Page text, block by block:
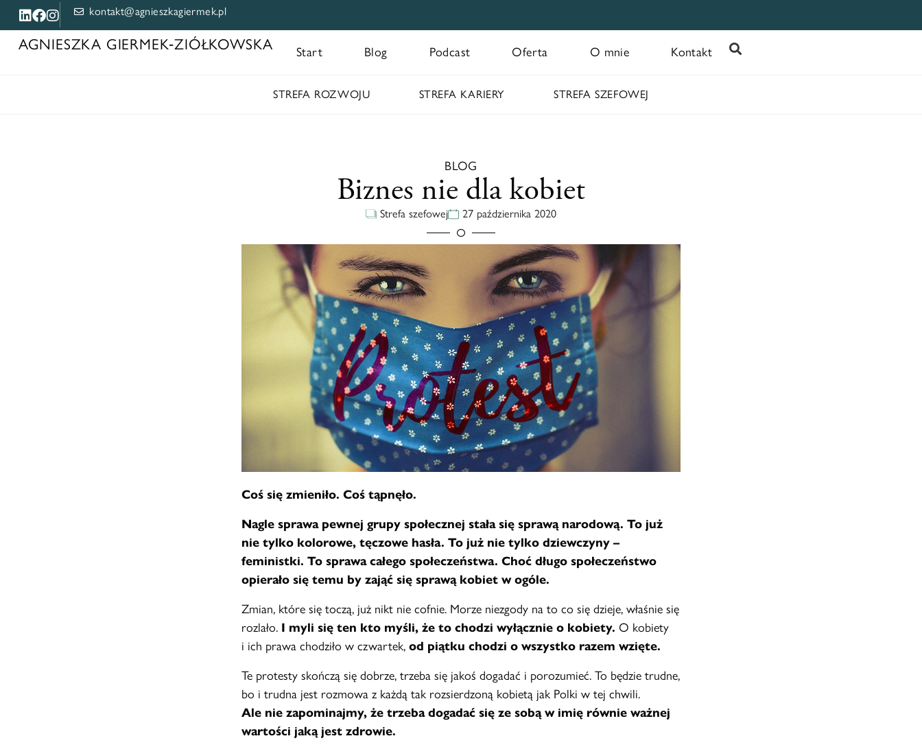
kontakt@agnieszkagiermek.pl
AGNIESZKA GIERMEK‑ZIÓŁKOWSKA Start Blog Podcast Oferta O mnie Kontakt
STREFA ROZWOJU STREFA KARIERY STREFA SZEFOWEJ
BLOG
Biznes nie dla kobiet
Strefa szefowej 27 października 2020
Coś się zmieniło. Coś tąpnęło.
Nagle sprawa pewnej grupy społecznej stała się sprawą narodową. To już
nie tylko kolorowe, tęczowe hasła. To już nie tylko dziewczyny –
feministki. To sprawa całego społeczeństwa. Choć długo społeczeństwo
opierało się temu by zająć się sprawą kobiet w ogóle.
Zmian, które się toczą, już nikt nie cofnie. Morze niezgody na to co się dzieje, właśnie się
rozlało. I myli się ten kto myśli, że to chodzi wyłącznie o kobiety. O kobiety
i ich prawa chodziło w czwartek, od piątku chodzi o wszystko razem wzięte.
Te protesty skończą się dobrze, trzeba się jakoś dogadać i porozumieć. To będzie trudne,
bo i trudna jest rozmowa z każdą tak rozsierdzoną kobietą jak Polki w tej chwili.
Ale nie zapominajmy, że trzeba dogadać się ze sobą w imię równie ważnej
wartości jaką jest zdrowie.